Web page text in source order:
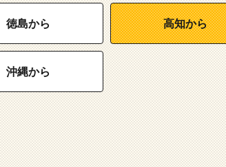
徳島から 高知から
沖縄から